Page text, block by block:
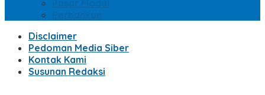
Pasar Modal
Perbankan
Disclaimer
Pedoman Media Siber
Kontak Kami
Susunan Redaksi